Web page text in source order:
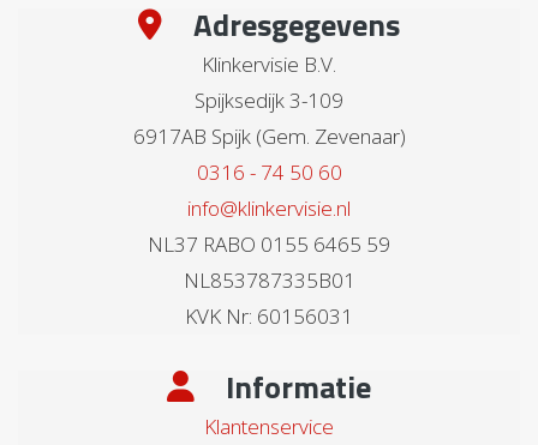
Adresgegevens
Klinkervisie B.V.
Spijksedijk 3-109
6917AB Spijk (Gem. Zevenaar)
0316 - 74 50 60
info@klinkervisie.nl
NL37 RABO 0155 6465 59
NL853787335B01
KVK Nr: 60156031
Informatie
Klantenservice